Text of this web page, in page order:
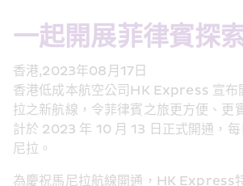
一起開展菲律賓探
香港,2023年08月17日
香港低成本航空公司HK Express 宣布
拉之新航線，令菲律賓之旅更方便、更
計於 2023 年 10 月 13 日正式開通，
尼拉。
為慶祝馬尼拉航線開通，HK Express